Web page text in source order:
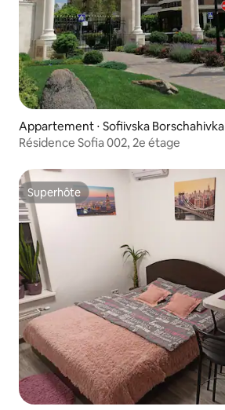
Appartement ⋅ Sofiivska Borschahivka
Résidence Sofia 002, 2e étage
Superhôte
Superhôte